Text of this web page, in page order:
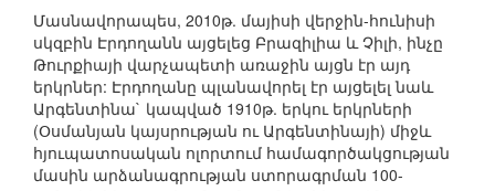
Մասնավորապես, 2010թ. մայիսի վերջին-հունիսի
սկզբին Էրդողանն այցելեց Բրազիլիա և Չիլի, ինչը
Թուրքիայի վարչապետի առաջին այցն էր այդ
երկրներ: Էրդողանը պլանավորել էր այցելել նաև
Արգենտինա` կապված 1910թ. երկու երկրների
(Օսմանյան կայսրության ու Արգենտինայի) միջև
հյուպատոսական ոլորտում համագործակցության
մասին արձանագրության ստորագրման 100-